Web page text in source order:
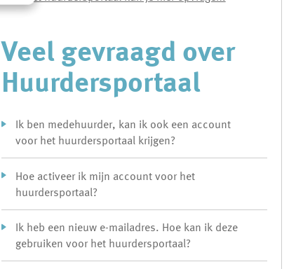
Veel gevraagd over
Huurdersportaal
Ik ben medehuurder, kan ik ook een account
voor het huurdersportaal krijgen?
Hoe activeer ik mijn account voor het
huurdersportaal?
Ik heb een nieuw e-mailadres. Hoe kan ik deze
gebruiken voor het huurdersportaal?